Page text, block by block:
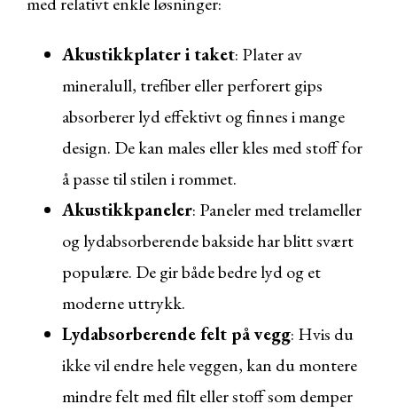
Akustikkplater i taket: Plater av
mineralull, trefiber eller perforert gips
absorberer lyd effektivt og finnes i mange
design. De kan males eller kles med stoff for
å passe til stilen i rommet.
Akustikkpaneler: Paneler med trelameller
og lydabsorberende bakside har blitt svært
populære. De gir både bedre lyd og et
moderne uttrykk.
Lydabsorberende felt på vegg: Hvis du
ikke vil endre hele veggen, kan du montere
mindre felt med filt eller stoff som demper